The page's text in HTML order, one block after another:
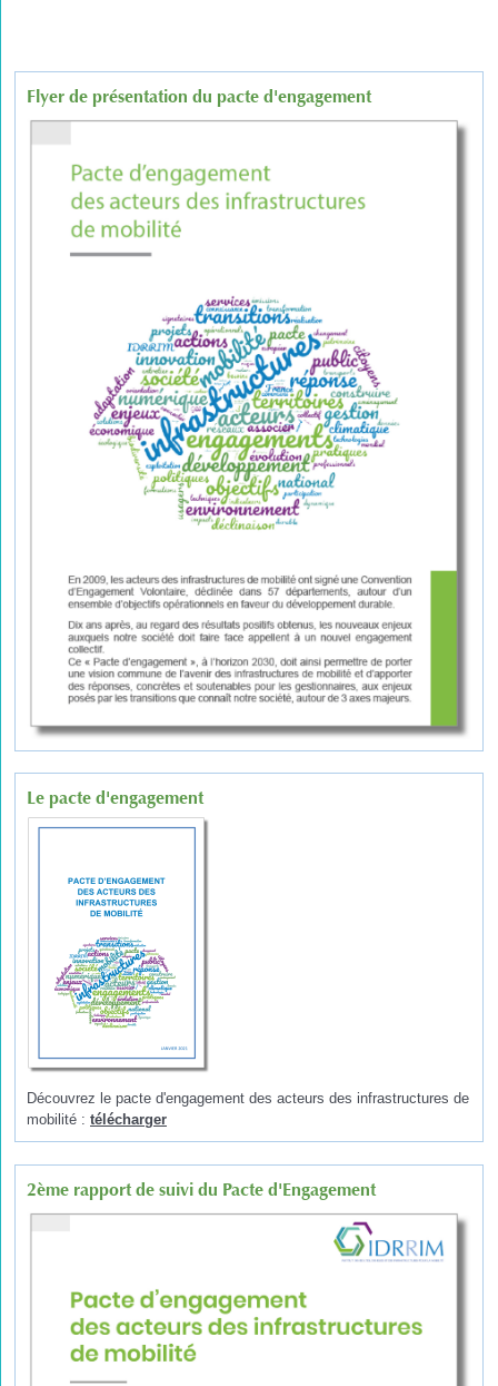
Flyer de présentation du pacte d'engagement
Le pacte d'engagement
Découvrez le pacte d'engagement des acteurs des infrastructures de
mobilité : télécharger
2ème rapport de suivi du Pacte d'Engagement